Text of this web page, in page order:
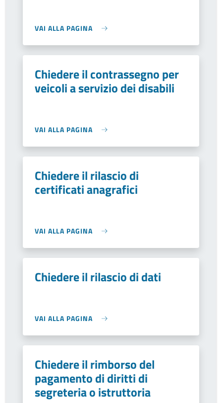
VAI ALLA PAGINA
Chiedere il contrassegno per
veicoli a servizio dei disabili
VAI ALLA PAGINA
Chiedere il rilascio di
certificati anagrafici
VAI ALLA PAGINA
Chiedere il rilascio di dati
VAI ALLA PAGINA
Chiedere il rimborso del
pagamento di diritti di
segreteria o istruttoria